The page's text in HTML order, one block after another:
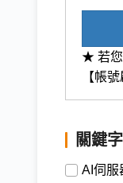
★ 若您
【帳號
關鍵字
AI伺服